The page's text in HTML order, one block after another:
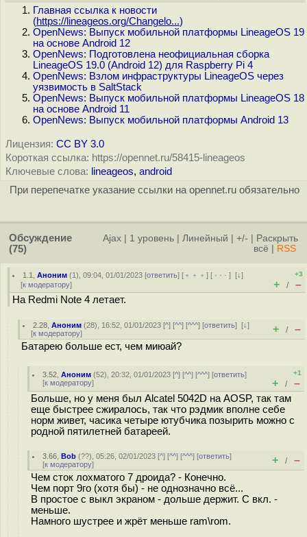
Главная ссылка к новости
(https://lineageos.org/Changelo...)
OpenNews: Выпуск мобильной платформы LineageOS 19
на основе Android 12
OpenNews: Подготовлена неофициальная сборка
LineageOS 19.0 (Android 12) для Raspberry Pi 4
OpenNews: Взлом инфраструктуры LineageOS через
уязвимость в SaltStack
OpenNews: Выпуск мобильной платформы LineageOS 18
на основе Android 11
OpenNews: Выпуск мобильной платформы Android 13
Лицензия: CC BY 3.0
Короткая ссылка: https://opennet.ru/58415-lineageos
Ключевые слова: lineageos, android
При перепечатке указание ссылки на opennet.ru обязательно
Обсуждение
(75)
Ajax 1 уровень Линейный +/-
Раскрыть
всё
RSS
1.1 ,Аноним (1), 09:04, 01/01/2023 [ответить] [ ﹢﹢﹢] [ · · ·][↓]
[к модератору]
+3
+ / –
На Redmi Note 4 летает.
2.28 ,Аноним (28), 16:52, 01/01/2023 [^] [^^] [^^^] [ответить][↓]
[к модератору] + / –
Батарею больше ест, чем миюай?
3.52 ,Аноним (52), 20:32, 01/01/2023 [^] [^^] [^^^] [ответить]
[к модератору]
+1
+ / –
Больше, но у меня был Alcatel 5042D на AOSP, так там
еще быстрее сжиралось, так что рэдмик вполне себе
норм живет, часика четыре ютубчика позырить можно с
родной пятилетней батареей.
3.66 ,Bob (??), 05:26, 02/01/2023 [^] [^^] [^^^] [ответить]
[к модератору] + / –
Чем сток лохматого 7 дроида? - Конечно.
Чем порт 9го (хотя бы) - не однозначно всё...
В простое с выкл экраном - дольше держит. С вкл. -
меньше.
Намного шустрее и жрёт меньше ram\rom.